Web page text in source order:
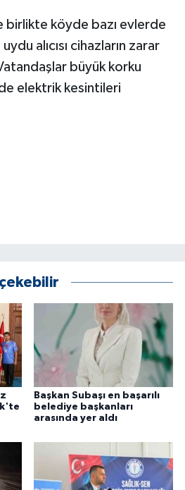
birlikte köyde bazı evlerde
alıcısı cihazların zarar
büyük korku
elektrik kesintileri
Başkan Subaşı en başarılı
belediye başkanları
arasında yer aldı